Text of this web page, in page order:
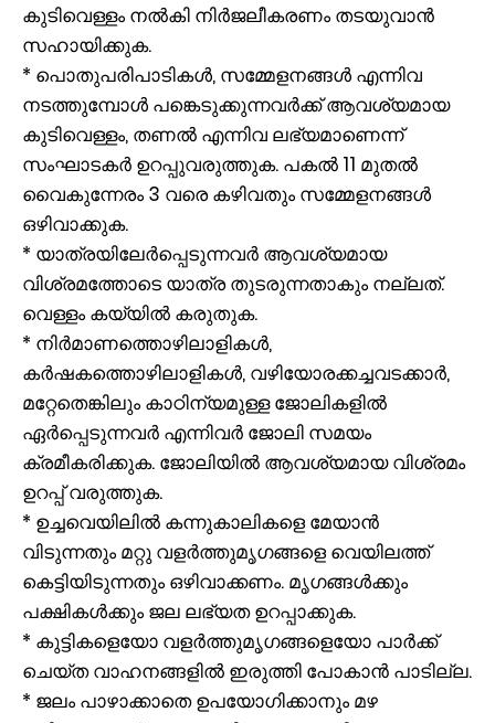
കുടിവെള്ളം നൽകി നിർജലീകരണം തടയുവാൻ
സഹായിക്കുക.
* പൊതുപരിപാടികൾ, സമ്മേളനങ്ങൾ എന്നിവ
നടത്തുമ്പോൾ പങ്കെടുക്കുന്നവർക്ക് ആവശ്യമായ
കുടിവെള്ളം, തണൽ എന്നിവ ലഭ്യമാണെന്ന്
സംഘാടകർ ഉറപ്പുവരുത്തുക. പകൽ 11 മുതല്‍
വൈകുന്നേരം 3 വരെ കഴിവതും സമ്മേളനങ്ങൾ
ഒഴിവാക്കുക.
* യാത്രയിലേർപ്പെടുന്നവർ ആവശ്യമായ
വിശ്രമത്തോടെ യാത്ര തുടരുന്നതാകും നല്ലത്.
വെള്ളം കയ്യിൽ കരുതുക.
* നിർമാണത്തൊഴിലാളികൾ,
കർഷകത്തൊഴിലാളികൾ, വഴിയോരക്കച്ചവടക്കാർ,
മറ്റേതെങ്കിലും കാഠിന്യമുള്ള ജോലികളിൽ
ഏർപ്പെടുന്നവർ എന്നിവർ ജോലി സമയം
ക്രമീകരിക്കുക. ജോലിയിൽ ആവശ്യമായ വിശ്രമം
ഉറപ്പ് വരുത്തുക.
* ഉച്ചവെയിലിൽ കന്നുകാലികളെ മേയാൻ
വിടുന്നതും മറ്റു വളർത്തുമൃഗങ്ങളെ വെയിലത്ത്
കെട്ടിയിടുന്നതും ഒഴിവാക്കണം. മൃഗങ്ങൾക്കും
പക്ഷികൾക്കും ജല ലഭ്യത ഉറപ്പാക്കുക.
* കുട്ടികളെയോ വളർത്തുമൃഗങ്ങളെയോ പാർക്ക്
ചെയ്ത വാഹനങ്ങളിൽ ഇരുത്തി പോകാൻ പാടില്ല.
* ജലം പാഴാക്കാതെ ഉപയോഗിക്കാനും മഴ